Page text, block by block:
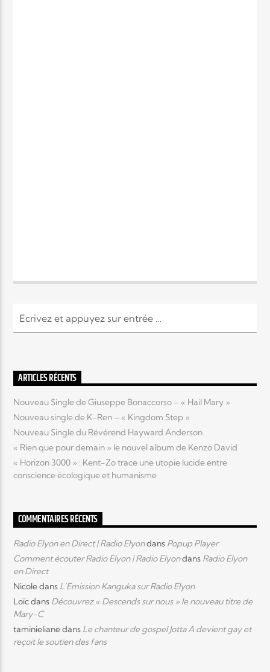
ARTICLES RÉCENTS
Nouveau Single de Giuseppe Bonaccorso – « Hail Mary »
Nouveau single de K-Ren – « Kingdom Step »
Nouveau Single du Révérend Hayward Anderson
« Rien que pour demain » le nouvel album de Kenzo David
« Horizon 3000 » : Kent-Zo trace une utopie lucide entre
conscience écologique et humanisme
COMMENTAIRES RÉCENTS
Radio Elyon en Direct | Radio Elyondans Popup Player
Comment écouter Radio Elyon | Radio Elyondans Radio Elyon
en Direct
Nicoledans L’Emission Kanguka sur Radio Elyon
Loïcdans Découvrez « Descends sur nous » le nouveau titre de
Mary-C
taminielianedans Le chanteur de gospel Jotta A devient gay et
reçoit le soutien des fans